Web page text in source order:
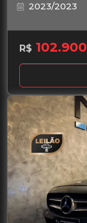
2023/2023
R$ 102.900